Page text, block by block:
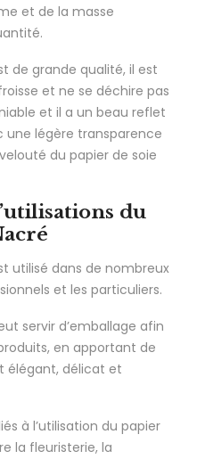
et de la masse
de grande qualité, il est
et ne se déchire pas
et il a un beau reflet
une légère transparence
du papier de soie
du
utilisé dans de nombreux
et les particuliers.
servir d’emballage afin
en apportant de
élégant, délicat et
à l’utilisation du papier
la fleuristerie, la